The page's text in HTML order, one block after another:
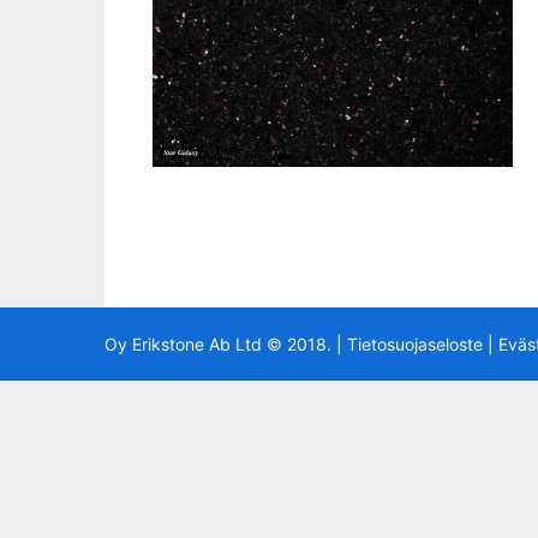
Oy Erikstone Ab Ltd © 2018. | Tietosuojaseloste